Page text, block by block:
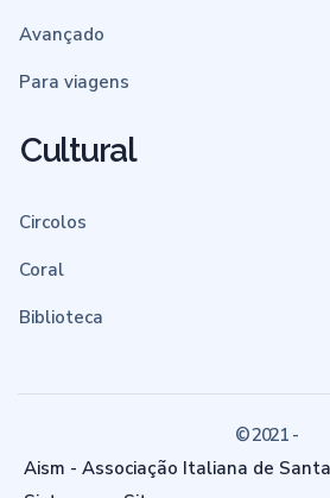
Avançado
Para viagens
Cultural
Circolos
Coral
Biblioteca
© 2021 -
Aism - Associação Italiana de